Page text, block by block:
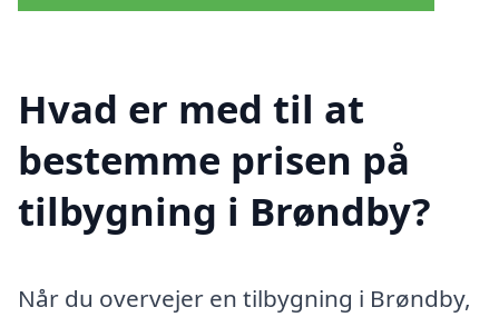
Hvad er med til at
bestemme prisen på
tilbygning i Brøndby?
Når du overvejer en tilbygning i Brøndby,